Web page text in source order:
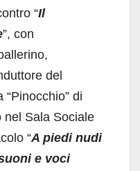
“Il
”, con
del
di
nel Sala Sociale
“A piedi nudi
e voci